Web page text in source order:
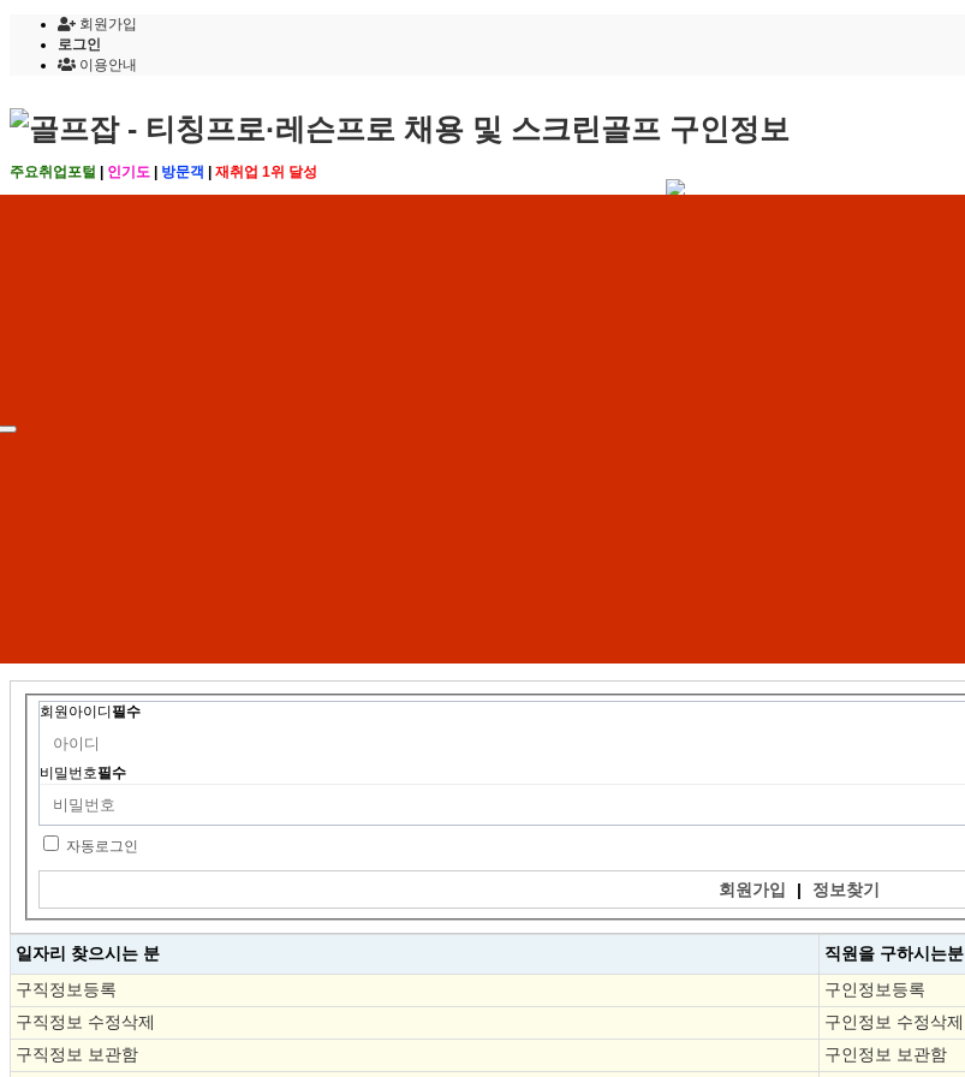
회원가입
로그인
이용안내
주요취업포털 인기도 방문객 재취업 1위 달성
회원아이디 필수
비밀번호필수
자동로그인
회원가입 | 정보찾기
일자리 찾으시는 분 직원을 구하시는분
구직정보등록
구인정보등록
구직정보 수정삭제
구인정보 수정삭제
구직정보 보관함
구인정보 보관함